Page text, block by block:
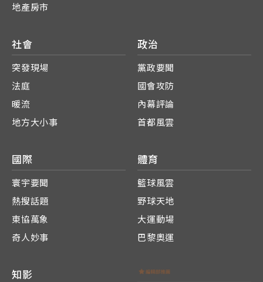
地產房市
社會
突發現場
法庭
暖流
地方大小事
政治
黨政要聞
國會攻防
內幕評論
首都風雲
國際
寰宇要聞
熱搜話題
東協萬象
奇人妙事
體育
籃球風雲
野球天地
大運動場
巴黎奧運
知影